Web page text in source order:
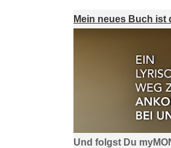
Mein neues Buch ist
Und folgst Du